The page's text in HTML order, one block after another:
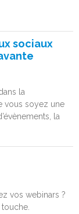
sociaux
la
vous soyez une
la
vos webinars ?